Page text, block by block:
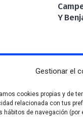
Gestionar el
cookies propias y de
relacionada con tus
hábitos de navegación (por
Y